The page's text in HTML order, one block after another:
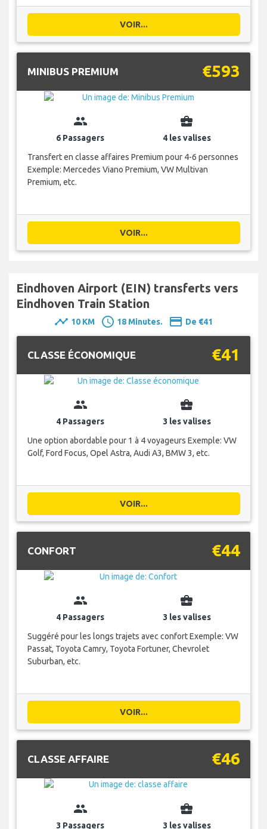
VOIR...
MINIBUS PREMIUM €593
group
6 Passagers
business_center
4 les valises
Transfert en classe affaires Premium pour 4-6 personnes
Exemple: Mercedes Viano Premium, VW Multivan
Premium, etc.
VOIR...
Eindhoven Airport (EIN) transferts vers
Eindhoven Train Station
timeline 10 KM schedule 18 Minutes. payment De €41
CLASSE ÉCONOMIQUE €41
group
4 Passagers
business_center
3 les valises
Une option abordable pour 1 à 4 voyageurs Exemple: VW
Golf, Ford Focus, Opel Astra, Audi A3, BMW 3, etc.
VOIR...
CONFORT €44
group
4 Passagers
business_center
3 les valises
Suggéré pour les longs trajets avec confort Exemple: VW
Passat, Toyota Camry, Toyota Fortuner, Chevrolet
Suburban, etc.
VOIR...
CLASSE AFFAIRE €46
group
3 Passagers
business_center
3 les valises